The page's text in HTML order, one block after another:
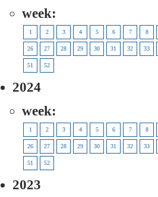
week:
1 2 3 4 5 6 7 8
26 27 28 29 30 31 32 33
51 52
2024
week:
1 2 3 4 5 6 7 8
26 27 28 29 30 31 32 33
51 52
2023